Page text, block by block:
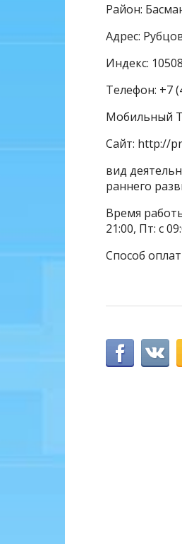
Район:
Адрес:
Индекс:
Телефон: +7
Мобильный
Сайт: http://
вид
раннего
Время
21:00, Пт: с
Способ